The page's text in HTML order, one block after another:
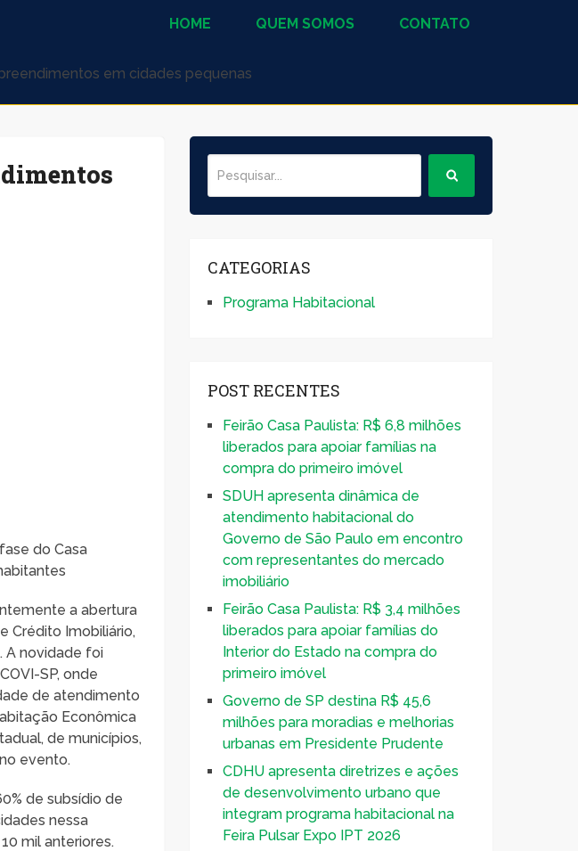
HOME QUEM SOMOS CONTATO
em cidades pequenas
do Casa
a abertura
Crédito Imobiliário,
A novidade foi
SP, onde
de atendimento
Econômica
de municípios,
evento.
de subsídio de
nessa
mil anteriores.
CATEGORIAS
Programa Habitacional
POST RECENTES
Feirão Casa Paulista: R$ 6,8 milhões
liberados para apoiar famílias na
compra do primeiro imóvel
SDUH apresenta dinâmica de
atendimento habitacional do
Governo de São Paulo em encontro
com representantes do mercado
imobiliário
Feirão Casa Paulista: R$ 3,4 milhões
liberados para apoiar famílias do
Interior do Estado na compra do
primeiro imóvel
Governo de SP destina R$ 45,6
milhões para moradias e melhorias
urbanas em Presidente Prudente
CDHU apresenta diretrizes e ações
de desenvolvimento urbano que
integram programa habitacional na
Feira Pulsar Expo IPT 2026